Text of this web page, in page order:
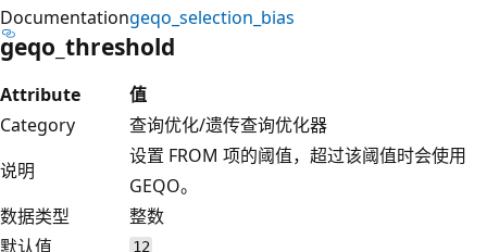
Documentationgeqo_selection_bias
geqo_threshold
Attribute
值
Category
查询优化/遗传查询优化器
说明
设置 FROM 项的阈值，超过该阈值时会使用
GEQO。
数据类型
整数
默认值
12